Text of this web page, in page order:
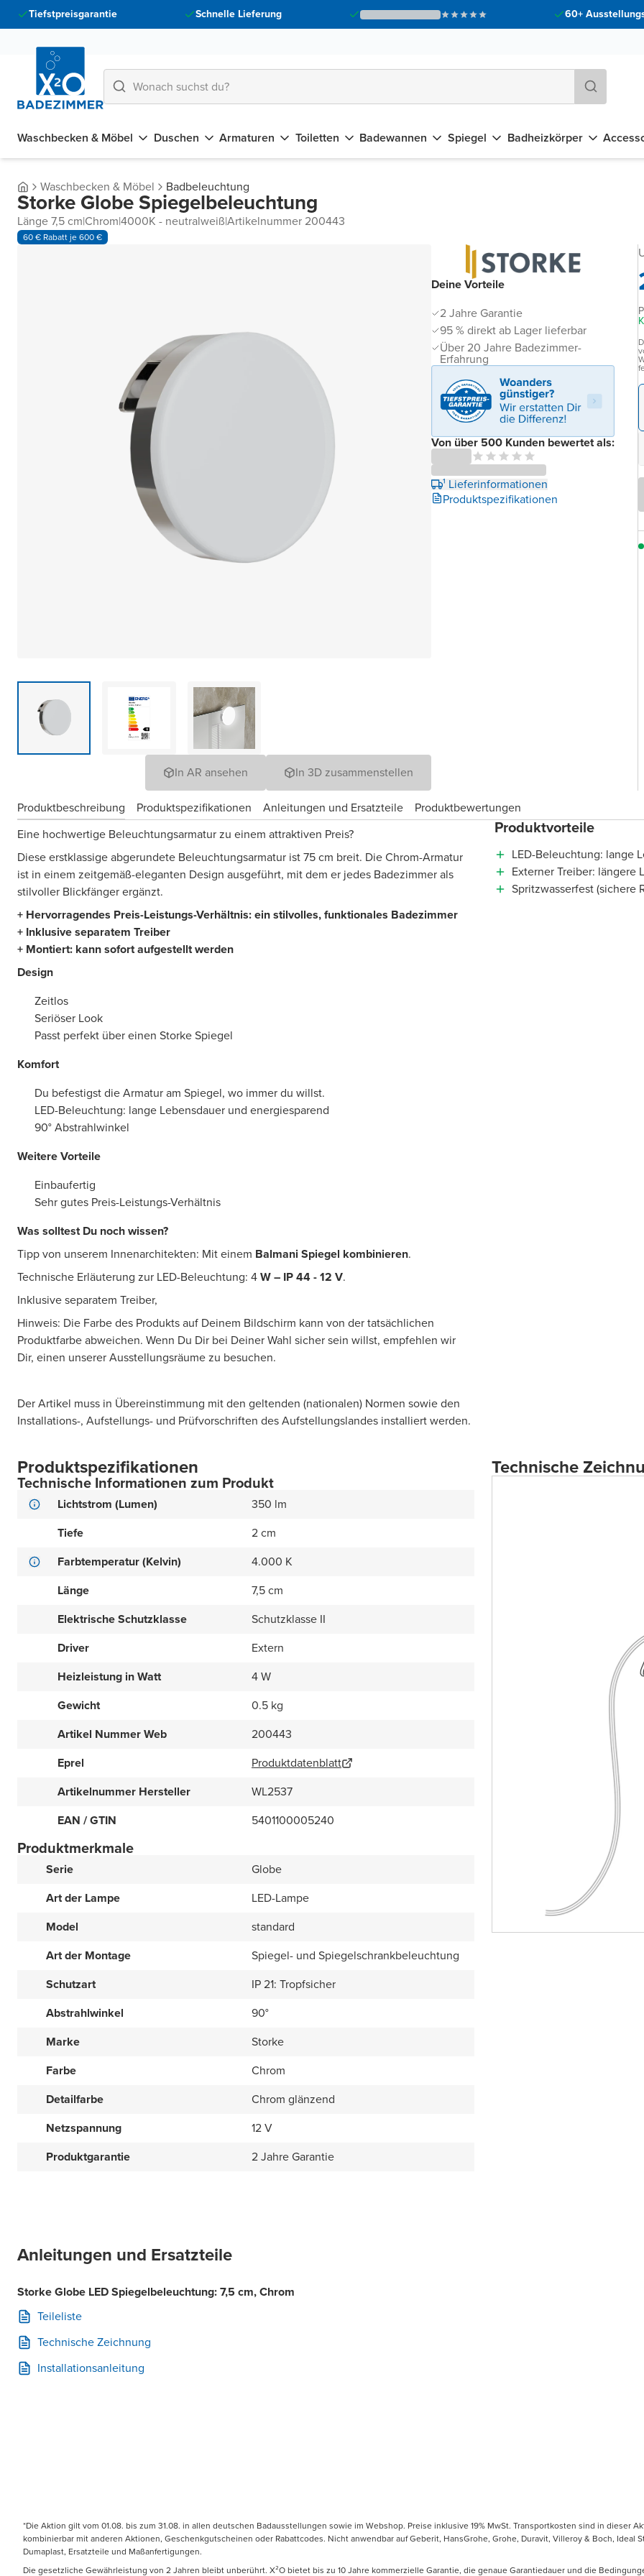
Tiefstpreisgarantie Schnelle Lieferung 60+
Waschbecken & Möbel Duschen Armaturen Toiletten Badewannen Spiegel Badheizkörper
Waschbecken & Möbel Badbeleuchtung
Storke Globe Spiegelbeleuchtung
Länge 7,5 cm|Chrom|4000K - neutralweiß|Artikelnummer 200443
60 € Rabatt je 600 €
In AR ansehen In 3D zusammenstellen
Deine Vorteile
2 Jahre Garantie
95 % direkt ab Lager lieferbar
Über 20 Jahre Badezimmer-
Erfahrung
Von über 500 Kunden bewertet als:
¹ Lieferinformationen
Produktspezifikationen
Produktbeschreibung Produktspezifikationen Anleitungen und Ersatzteile
Produktbewertungen
Eine hochwertige Beleuchtungsarmatur zu einem attraktiven Preis?
Diese erstklassige abgerundete Beleuchtungsarmatur ist 75 cm breit. Die Chrom-Armatur
ist in einem zeitgemäß-eleganten Design ausgeführt, mit dem er jedes Badezimmer als
stilvoller Blickfänger ergänzt.
+ Hervorragendes Preis-Leistungs-Verhältnis: ein stilvolles, funktionales Badezimmer
+ Inklusive separatem Treiber
+ Montiert: kann sofort aufgestellt werden
Design
Zeitlos
Seriöser Look
Passt perfekt über einen Storke Spiegel
Komfort
Du befestigst die Armatur am Spiegel, wo immer du willst.
LED-Beleuchtung: lange Lebensdauer und energiesparend
90° Abstrahlwinkel
Weitere Vorteile
Einbaufertig
Sehr gutes Preis-Leistungs-Verhältnis
Was solltest Du noch wissen?
Tipp von unserem Innenarchitekten: Mit einem Balmani Spiegel kombinieren.
Technische Erläuterung zur LED-Beleuchtung: 4W – IP 44 - 12 V.
Inklusive separatem Treiber,
Hinweis: Die Farbe des Produkts auf Deinem Bildschirm kann von der tatsächlichen
Produktfarbe abweichen. Wenn Du Dir bei Deiner Wahl sicher sein willst, empfehlen wir
Dir, einen unserer Ausstellungsräume zu besuchen.
Der Artikel muss in Übereinstimmung mit den geltenden (nationalen) Normen sowie den
Installations-, Aufstellungs- und Prüfvorschriften des Aufstellungslandes installiert werden.
Produktvorteile
LED-Beleuchtung: lange
Externer Treiber: längere
Spritzwasserfest (sichere
Produktspezifikationen
Technische Informationen zum Produkt
Lichtstrom (Lumen)
350 lm
Tiefe
2 cm
Farbtemperatur (Kelvin)
4.000 K
Länge
7,5 cm
Elektrische Schutzklasse
Schutzklasse II
Driver
Extern
Heizleistung in Watt
4 W
Gewicht
0.5 kg
Artikel Nummer Web
200443
Eprel
Produktdatenblatt
Artikelnummer Hersteller
WL2537
EAN / GTIN
5401100005240
Produktmerkmale
Serie
Globe
Art der Lampe
LED-Lampe
Model
standard
Art der Montage
Spiegel- und Spiegelschrankbeleuchtung
Schutzart
IP 21: Tropfsicher
Abstrahlwinkel
90°
Marke
Storke
Farbe
Chrom
Detailfarbe
Chrom glänzend
Netzspannung
12 V
Produktgarantie
2 Jahre Garantie
Technische
Anleitungen und Ersatzteile
Storke Globe LED Spiegelbeleuchtung: 7,5 cm, Chrom
Teileliste
Technische Zeichnung
Installationsanleitung
*Die Aktion gilt vom 01.08. bis zum 31.08. in allen deutschen Badausstellungen sowie im Webshop. Preise inklusive 19% MwSt. Transportkosten sind in dieser
kombinierbar mit anderen Aktionen, Geschenkgutscheinen oder Rabattcodes. Nicht anwendbar auf Geberit, HansGrohe, Grohe, Duravit, Villeroy & Boch, Ideal
Dumaplast, Ersatzteile und Maßanfertigungen.
Die gesetzliche Gewährleistung von 2 Jahren bleibt unberührt. X²O bietet bis zu 10 Jahre kommerzielle Garantie, die genaue Garantiedauer und die